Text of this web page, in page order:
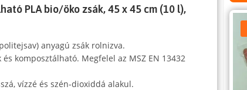
search
PLA bio/öko zsák, 45 x 45 cm (10 l),
anyagú zsák rolnizva.
komposztálható. Megfelel az MSZ EN 13432
vízzé és szén-dioxiddá alakul.